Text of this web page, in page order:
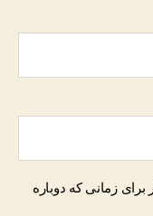
زمانی که دوباره